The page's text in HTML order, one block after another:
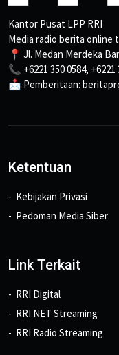
Kantor Pusat LPP RRI
Media radio berita online
📍 Jl. Medan Merdeka
📞 +6221 350 0584, +6221
📩 Pemberitaan:
Ketentuan
Kebijakan Privasi
Pedoman Media Siber
Link Terkait
RRI Digital
RRI NET Streaming
RRI Radio Streaming